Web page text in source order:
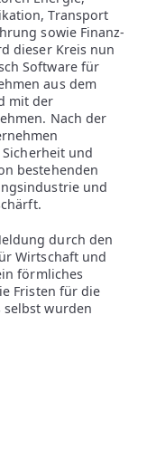
Transport
sowie Finanz-
dieser Kreis nun
Software für
aus dem
mit der
Nach der
und
bestehenden
und
durch den
Wirtschaft und
förmliches
Fristen für die
wurden